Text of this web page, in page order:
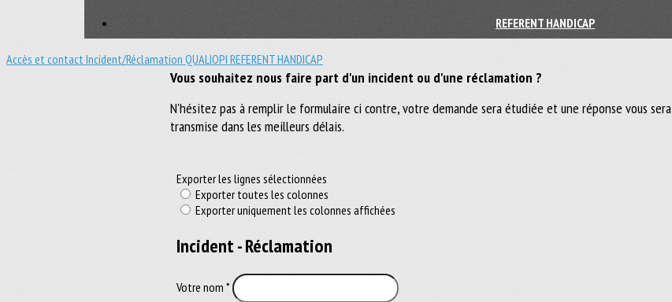
REFERENT HANDICAP
Accès et contactIncident/Réclamation QUALIOPI REFERENT HANDICAP
Vous souhaitez nous faire part d'un incident ou d'une réclamation ?
N'hésitez pas à remplir le formulaire ci contre, votre demande sera étudiée et une réponse vous sera
transmise dans les meilleurs délais.